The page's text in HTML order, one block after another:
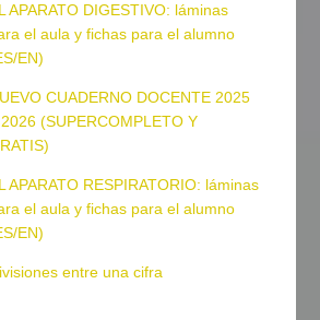
APARATO DIGESTIVO: láminas
el aula y fichas para el alumno
EN)
CUADERNO DOCENTE 2025
(SUPERCOMPLETO Y
APARATO RESPIRATORIO: láminas
el aula y fichas para el alumno
EN)
entre una cifra